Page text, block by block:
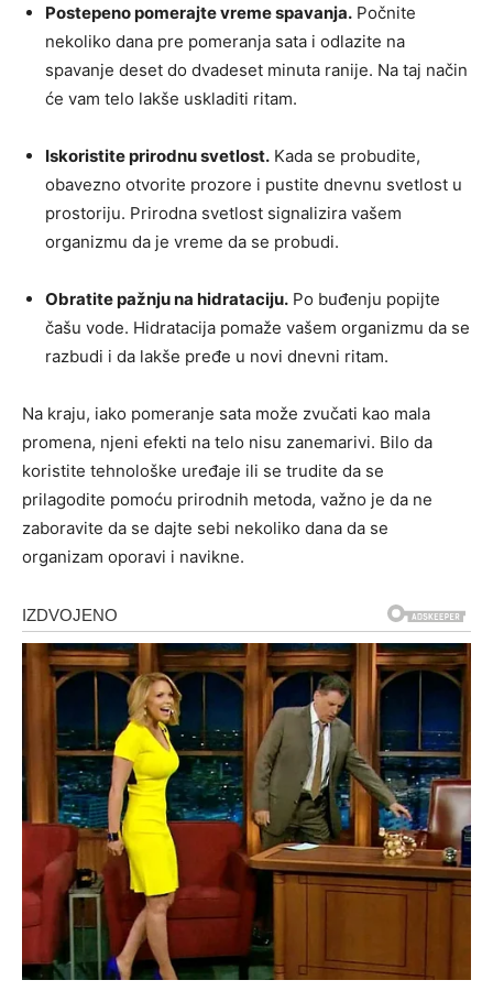
Postepeno pomerajte vreme spavanja. Počnite
nekoliko dana pre pomeranja sata i odlazite na
spavanje deset do dvadeset minuta ranije. Na taj način
će vam telo lakše uskladiti ritam.
Iskoristite prirodnu svetlost. Kada se probudite,
obavezno otvorite prozore i pustite dnevnu svetlost u
prostoriju. Prirodna svetlost signalizira vašem
organizmu da je vreme da se probudi.
Obratite pažnju na hidrataciju. Po buđenju popijte
čašu vode. Hidratacija pomaže vašem organizmu da se
razbudi i da lakše pređe u novi dnevni ritam.
Na kraju, iako pomeranje sata može zvučati kao mala
promena, njeni efekti na telo nisu zanemarivi. Bilo da
koristite tehnološke uređaje ili se trudite da se
prilagodite pomoću prirodnih metoda, važno je da ne
zaboravite da se dajte sebi nekoliko dana da se
organizam oporavi i navikne.